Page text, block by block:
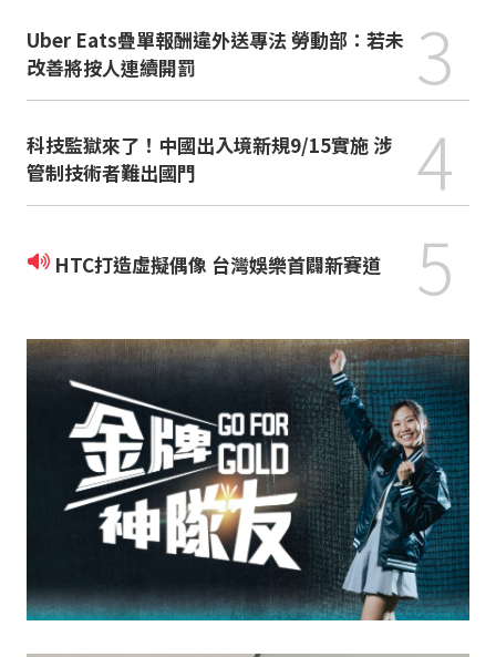
Uber Eats疊單報酬違外送專法 勞動部：若未
改善將按人連續開罰
3
科技監獄來了！中國出入境新規9/15實施 涉
管制技術者難出國門
4
HTC打造虛擬偶像 台灣娛樂首闢新賽道 5